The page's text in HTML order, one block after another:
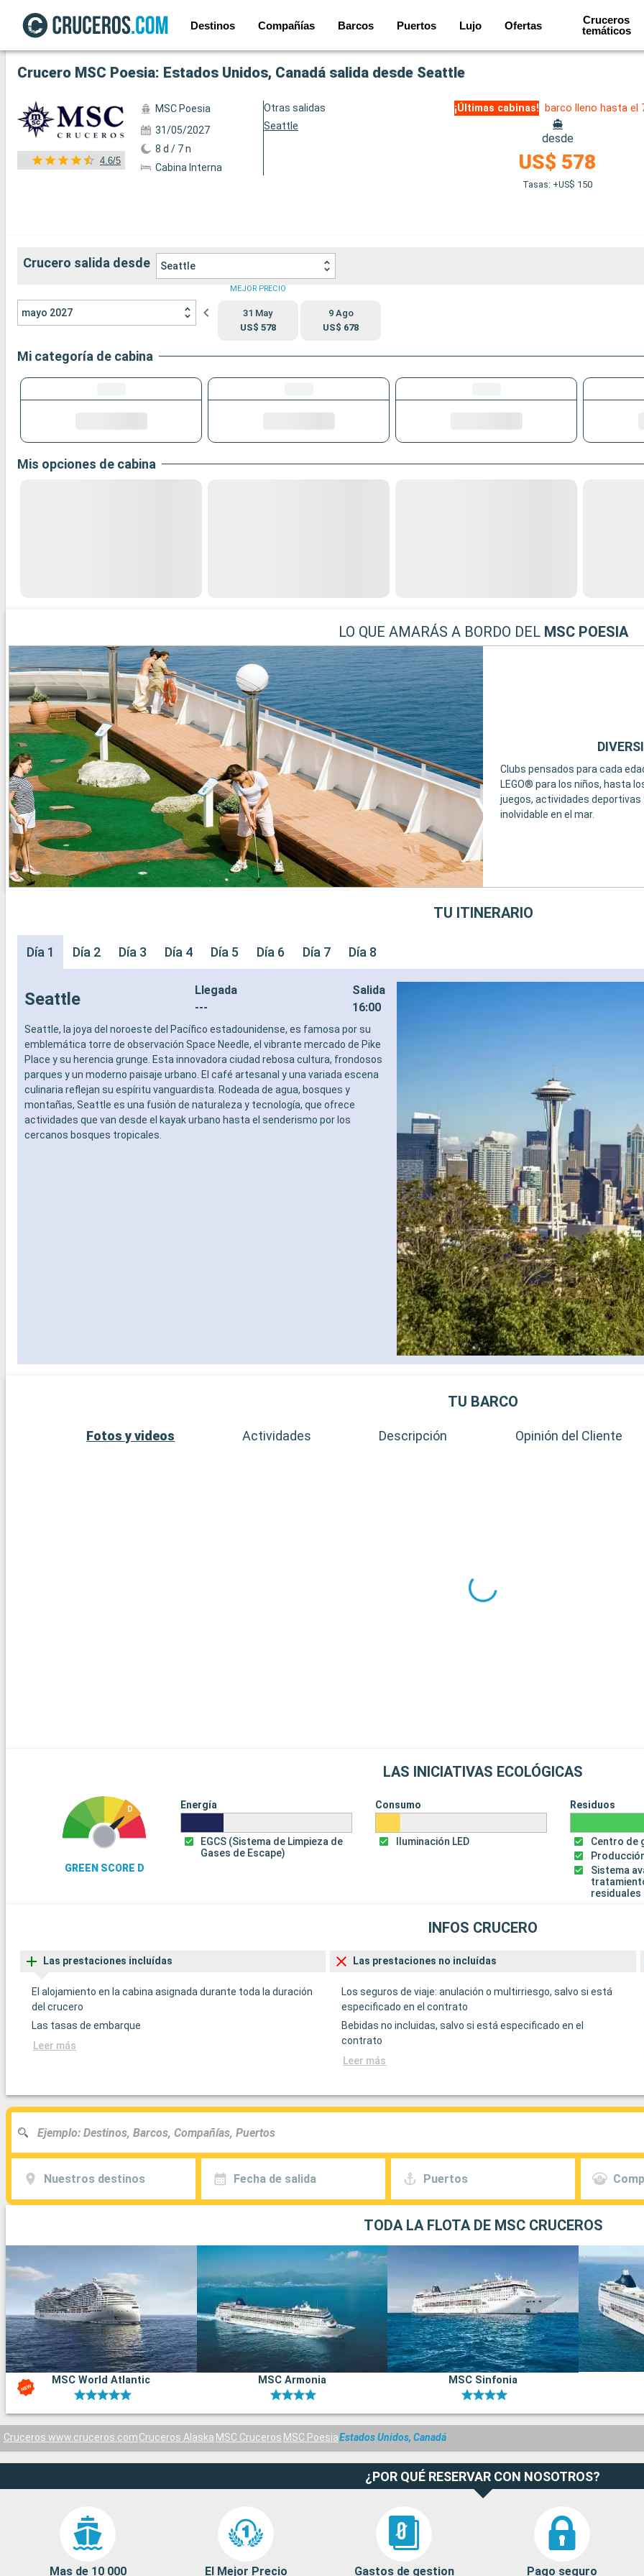
Destinos Compañías Barcos Puertos Lujo Ofertas
Cruceros
temáticos
Ver las 75 fotos siguientes
Crucero MSC Poesia: Estados Unidos, Canadá salida desde Seattle
4.6/5
MSC Poesia
31/05/2027
8 d / 7 n
Cabina Interna
Otras salidas
Seattle
¡Últimas cabinas! barco lleno hasta el
desde
US$ 578
Tasas: +US$ 150
Crucero salida desde Seattle
mayo 2027
MEJOR PRECIO
31 May
US$ 578
9 Ago
US$ 678
Mi categoría de cabina
Mis opciones de cabina
LO QUE AMARÁS A BORDO DEL MSC POESIA
Clubs pensados para cada
LEGO® para los niños, hasta
juegos, actividades
inolvidable en el mar.
TU ITINERARIO
Día 1 Día 2 Día 3 Día 4 Día 5 Día 6 Día 7 Día 8
Seattle
Llegada
---
Salida
16:00
Seattle, la joya del noroeste del Pacífico estadounidense, es famosa por su
emblemática torre de observación Space Needle, el vibrante mercado de Pike
Place y su herencia grunge. Esta innovadora ciudad rebosa cultura, frondosos
parques y un moderno paisaje urbano. El café artesanal y una variada escena
culinaria reflejan su espíritu vanguardista. Rodeada de agua, bosques y
montañas, Seattle es una fusión de naturaleza y tecnología, que ofrece
actividades que van desde el kayak urbano hasta el senderismo por los
cercanos bosques tropicales.
TU BARCO
Fotos y videos Actividades Descripción Opinión del Cliente
LAS INICIATIVAS ECOLÓGICAS
GREEN SCORE D
Energía
EGCS (Sistema de Limpieza de
Gases de Escape)
Consumo
Iluminación LED
Residuos
Centro de
Sistema
residuales
INFOS CRUCERO
Las prestaciones incluídas
El alojamiento en la cabina asignada durante toda la duración
del crucero
Las tasas de embarque
Leer más
Las prestaciones no incluídas
Los seguros de viaje: anulación o multirriesgo, salvo si está
especificado en el contrato
Bebidas no incluidas, salvo si está especificado en el
contrato
Leer más
Nuestros destinos Fecha de salida Puertos
TODA LA FLOTA DE MSC CRUCEROS
MSC World Atlantic MSC Armonia MSC Sinfonia
Cruceros www.cruceros.comCruceros Alaska MSC Cruceros MSC PoesiaEstados Unidos, Canadá
¿POR QUÉ RESERVAR CON NOSOTROS?
Mas de 10 000 El Mejor Precio Gastos de gestion Pago seguro